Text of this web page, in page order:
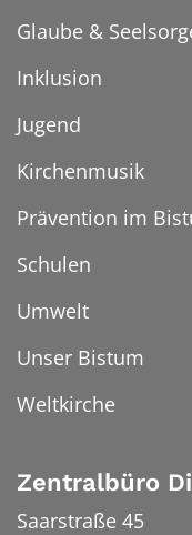
Glaube &
Inklusion
Jugend
Kirchenmusik
Prävention im
Schulen
Umwelt
Unser Bistum
Weltkirche
Zentralbüro
Saarstraße 45